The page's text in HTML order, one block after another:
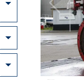
Toggle Dropdown
Toggle Dropdown
Toggle Dropdown